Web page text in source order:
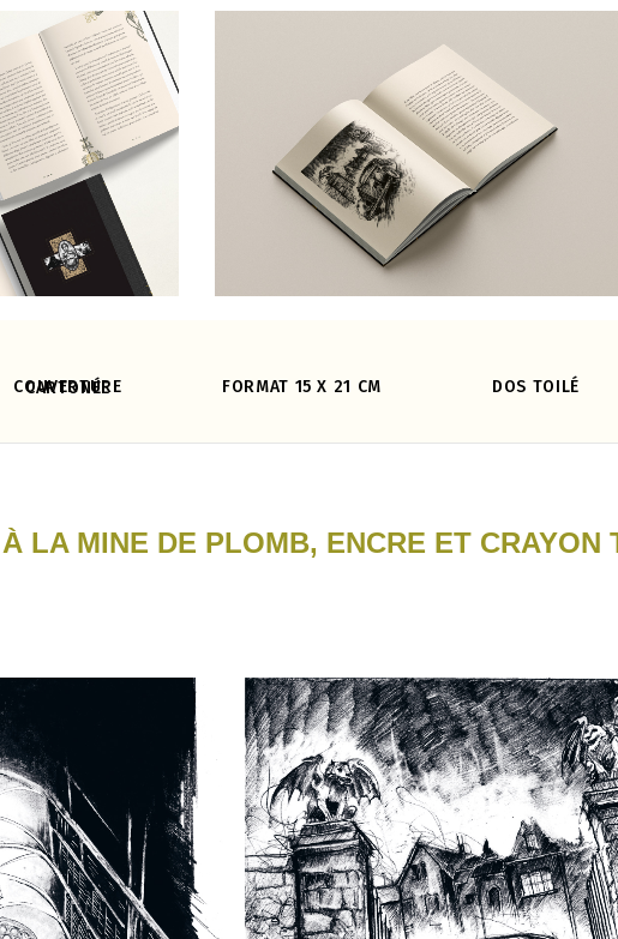
COUVERTURE CARTONÉE FORMAT 15 X 21 CM DOS TOILÉ
.
LA MINE DE PLOMB, ENCRE ET CRAYON